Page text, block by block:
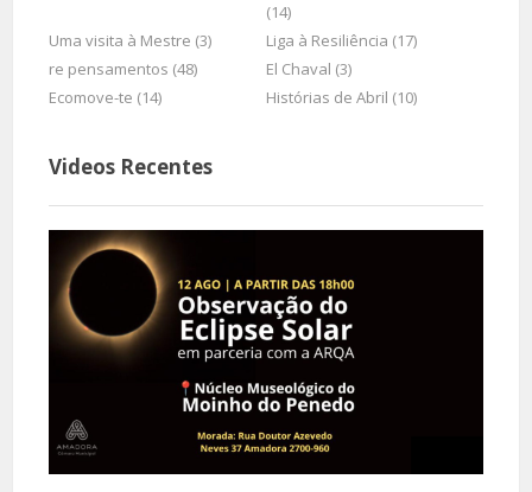
(14)
Uma visita à Mestre (3)
Liga à Resiliência (17)
re pensamentos (48)
El Chaval (3)
Ecomove-te (14)
Histórias de Abril (10)
Videos Recentes